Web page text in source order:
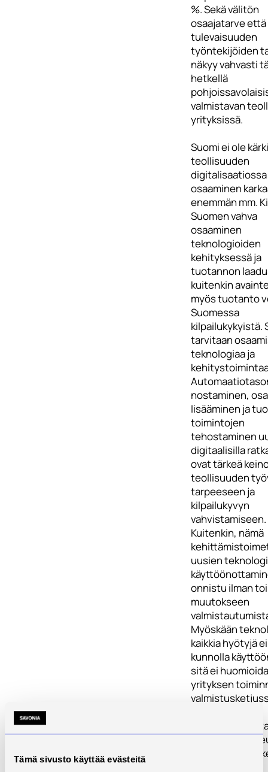
Tämä sivusto käyttää evästeitä
%. Sekä välitön
osaajatarve että
tulevaisuuden
työntekijöiden
näkyy vahvasti
hetkellä
valmistavan
yrityksissä.
Suomi ei ole
teollisuuden
digitalisaatiossa
osaaminen
enemmän mm.
Suomen vahva
osaaminen
teknologioiden
kehityksessä ja
tuotannon
kuitenkin
myös tuotanto
Suomessa
kilpailukykyistä.
tarvitaan
teknologiaa ja
nostaminen,
lisääminen ja
toimintojen
tehostaminen
digitaalisilla
ovat tärkeä
teollisuuden
tarpeeseen ja
kilpailukyvyn
vahvistamiseen.
Kuitenkin, nämä
uusien
onnistu ilman
muutokseen
Myöskään
kaikkia hyötyjä
kunnolla
sitä ei
yrityksen
Hankkeen
Savoniassa
Hit-